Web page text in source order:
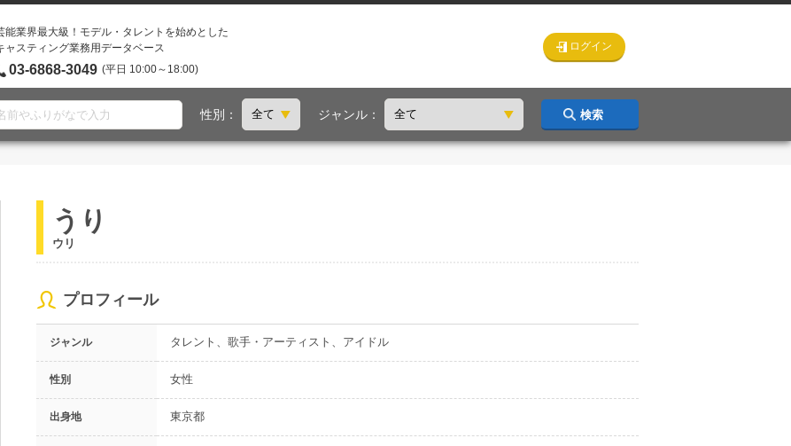
能業界最大級！モデル・タレントを始めとした
ャスティング業務用データベース
03-6868-3049 (平日 10:00～18:00)
ログイン
性別： ジャンル： 検索
うり
ウリ
プロフィール
ジャンル タレント、歌手・アーティスト、アイドル
性別 女性
出身地 東京都